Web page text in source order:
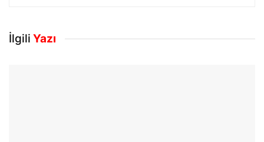
İlgili Yazı